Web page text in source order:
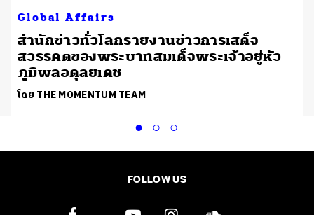
Global Affairs
สำนักข่าวทั่วโลกรายงานข่าวการเสด็จ
สวรรคตของพระบาทสมเด็จพระเจ้าอยู่หัว
ภูมิพลอดุลยเดช
โดย THE MOMENTUM TEAM
FOLLOW US